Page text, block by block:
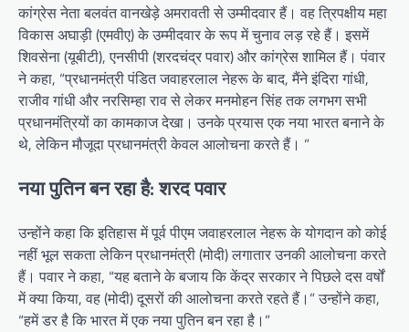
कांग्रेस नेता बलवंत वानखेड़े अमरावती से उम्मीदवार हैं। वह त्रिपक्षीय महा
विकास अघाड़ी (एमवीए) के उम्मीदवार के रूप में चुनाव लड़ रहे हैं। इसमें
शिवसेना (यूबीटी), एनसीपी (शरदचंद्र पवार) और कांग्रेस शामिल हैं। पंवार
ने कहा, “प्रधानमंत्री पंडित जवाहरलाल नेहरू के बाद, मैंने इंदिरा गांधी,
राजीव गांधी और नरसिम्हा राव से लेकर मनमोहन सिंह तक लगभग सभी
प्रधानमंत्रियों का कामकाज देखा। उनके प्रयास एक नया भारत बनाने के
थे, लेकिन मौजूदा प्रधानमंत्री केवल आलोचना करते हैं। ”
नया पुतिन बन रहा है: शरद पवार
उन्होंने कहा कि इतिहास में पूर्व पीएम जवाहरलाल नेहरू के योगदान को कोई
नहीं भूल सकता लेकिन प्रधानमंत्री (मोदी) लगातार उनकी आलोचना करते
हैं। पवार ने कहा, “यह बताने के बजाय कि केंद्र सरकार ने पिछले दस वर्षों
में क्या किया, वह (मोदी) दूसरों की आलोचना करते रहते हैं।” उन्होंने कहा,
“हमें डर है कि भारत में एक नया पुतिन बन रहा है।”